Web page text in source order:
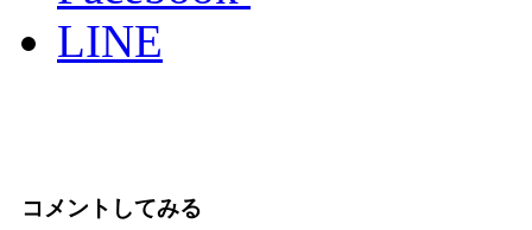
LINE
コメントしてみる